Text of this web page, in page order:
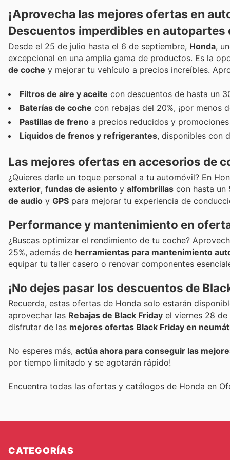
¡Aprovecha las mejores ofertas en
Descuentos imperdibles en autopartes
Desde el 25 de julio hasta el 6 de septiembre, Honda,
excepcional en una amplia gama de productos. Es la
de coche y mejorar tu vehículo a precios increíbles.
Filtros de aire y aceite con descuentos de hasta un
Baterías de coche con rebajas del 20%, ¡por menos
Pastillas de freno a precios reducidos y
Líquidos de frenos y refrigerantes, disponibles con
Las mejores ofertas en accesorios de
¿Quieres darle un toque personal a tu automóvil? En
exterior, fundas de asiento y alfombrillas con hasta un
de audio y GPS para mejorar tu experiencia de
Performance y mantenimiento en
¿Buscas optimizar el rendimiento de tu coche?
25%, además de herramientas para mantenimiento
equipar tu taller casero o renovar componentes
¡No dejes pasar los descuentos de
Recuerda, estas ofertas de Honda solo estarán
aprovechar las Rebajas de Black Friday el viernes 28
disfrutar de las mejores ofertas Black Friday en
No esperes más, actúa ahora para conseguir las
por tiempo limitado y se agotarán rápido!
Encuentra todas las ofertas y catálogos de Honda en
CATEGORÍAS